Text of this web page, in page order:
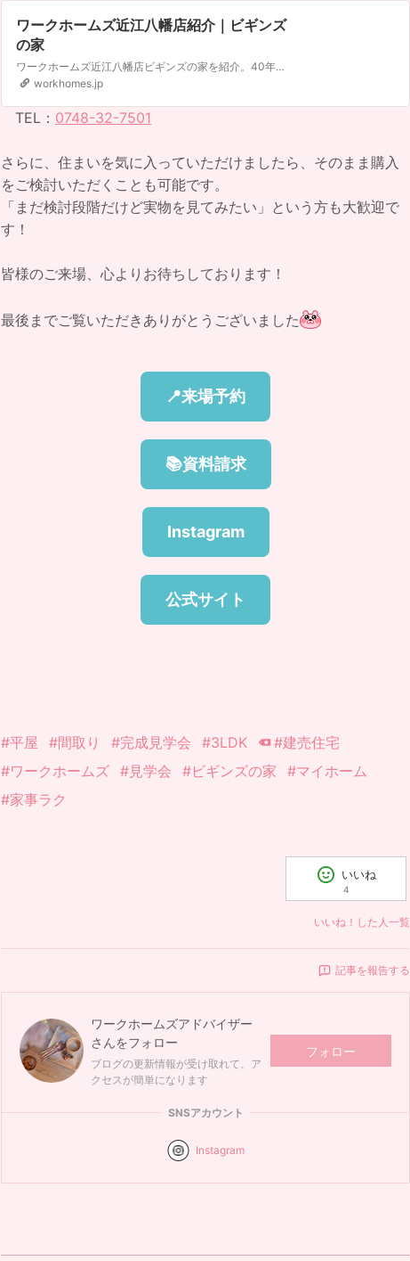
ワークホームズ近江八幡店紹介｜ビギンズ
の家
ワークホームズ近江八幡店ビギンズの家を紹介。40年以上の歴史とユニバーサルホームFCでも20年連続上棟数第1位を誇るワークホームズのオリジナルブランド「ビギンズの家」は、新発想の住まいです。
workhomes.jp
TEL： 0748-32-7501
さらに、住まいを気に入っていただけましたら、そのまま購入
をご検討いただくことも可能です。
「まだ検討段階だけど実物を見てみたい」という方も大歓迎で
す！
皆様のご来場、心よりお待ちしております！
最後までご覧いただきありがとうございました
📍来場予約
📚資料請求
Instagram
公式サイト
#平屋 #間取り #完成見学会 #3LDK
#建売住宅
#ワークホームズ #見学会 #ビギンズの家
#マイホーム
#家事ラク
いいね
4
いいね！した人一覧
記事を報告する
ワークホームズアドバイザー
さんをフォロー
ブログの更新情報が受け取れて、ア
クセスが簡単になります
フォロー
SNSアカウント
Instagram